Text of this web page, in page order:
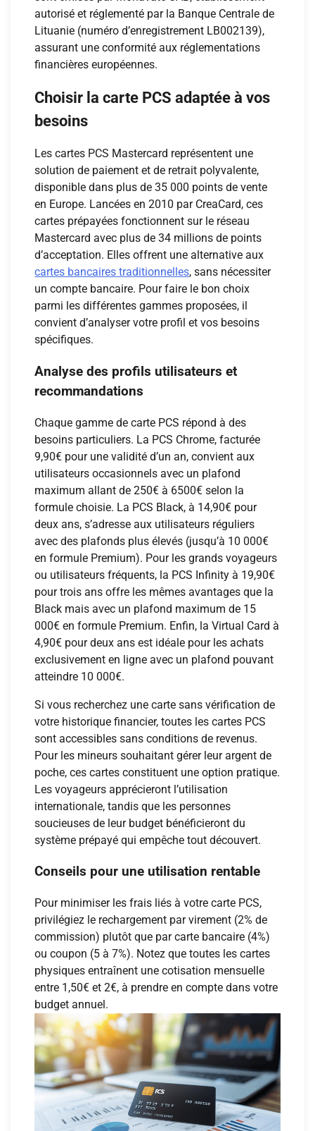
autorisé et réglementé par la Banque Centrale de
Lituanie (numéro d’enregistrement LB002139),
assurant une conformité aux réglementations
financières européennes.
Choisir la carte PCS adaptée à vos
besoins
Les cartes PCS Mastercard représentent une
solution de paiement et de retrait polyvalente,
disponible dans plus de 35 000 points de vente
en Europe. Lancées en 2010 par CreaCard, ces
cartes prépayées fonctionnent sur le réseau
Mastercard avec plus de 34 millions de points
d’acceptation. Elles offrent une alternative aux
cartes bancaires traditionnelles, sans nécessiter
un compte bancaire. Pour faire le bon choix
parmi les différentes gammes proposées, il
convient d’analyser votre profil et vos besoins
spécifiques.
Analyse des profils utilisateurs et
recommandations
Chaque gamme de carte PCS répond à des
besoins particuliers. La PCS Chrome, facturée
9,90€ pour une validité d’un an, convient aux
utilisateurs occasionnels avec un plafond
maximum allant de 250€ à 6500€ selon la
formule choisie. La PCS Black, à 14,90€ pour
deux ans, s’adresse aux utilisateurs réguliers
avec des plafonds plus élevés (jusqu’à 10 000€
en formule Premium). Pour les grands voyageurs
ou utilisateurs fréquents, la PCS Infinity à 19,90€
pour trois ans offre les mêmes avantages que la
Black mais avec un plafond maximum de 15
000€ en formule Premium. Enfin, la Virtual Card à
4,90€ pour deux ans est idéale pour les achats
exclusivement en ligne avec un plafond pouvant
atteindre 10 000€.
Si vous recherchez une carte sans vérification de
votre historique financier, toutes les cartes PCS
sont accessibles sans conditions de revenus.
Pour les mineurs souhaitant gérer leur argent de
poche, ces cartes constituent une option pratique.
Les voyageurs apprécieront l’utilisation
internationale, tandis que les personnes
soucieuses de leur budget bénéficieront du
système prépayé qui empêche tout découvert.
Conseils pour une utilisation rentable
Pour minimiser les frais liés à votre carte PCS,
privilégiez le rechargement par virement (2% de
commission) plutôt que par carte bancaire (4%)
ou coupon (5 à 7%). Notez que toutes les cartes
physiques entraînent une cotisation mensuelle
entre 1,50€ et 2€, à prendre en compte dans votre
budget annuel.